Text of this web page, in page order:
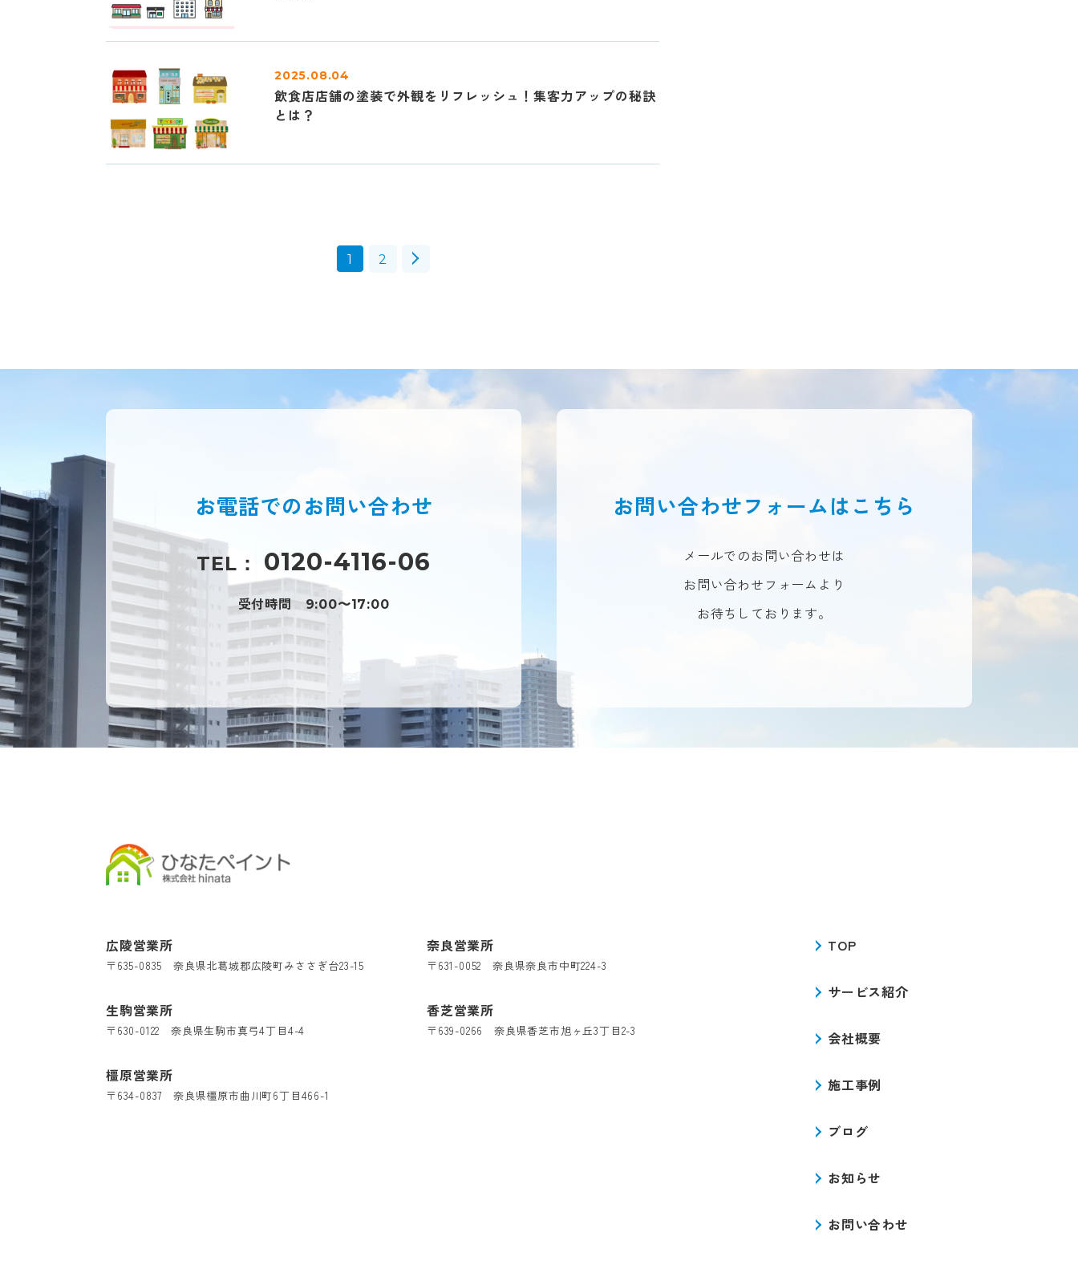
2025.08.04
飲食店店舗の塗装で外観をリフレッシュ！集客力アップの秘訣
とは？
1 2
お電話でのお問い合わせ
TEL： 0120-4116-06
受付時間 9:00〜17:00
お問い合わせフォームはこちら
メールでのお問い合わせは
お問い合わせフォームより
お待ちしております。
広陵営業所
〒635-0835 奈良県北葛城郡広陵町みささぎ台23-15
奈良営業所
〒631-0052 奈良県奈良市中町224-3
生駒営業所
〒630-0122 奈良県生駒市真弓4丁目4-4
香芝営業所
〒639-0266 奈良県香芝市旭ヶ丘3丁目2-3
橿原営業所
〒634-0837 奈良県橿原市曲川町6丁目466-1
TOP
サービス紹介
会社概要
施工事例
ブログ
お知らせ
お問い合わせ